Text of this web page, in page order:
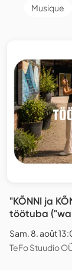
Musique
"KÕNNI ja
töötuba
Sam. 8. août
TeFo Stuudio